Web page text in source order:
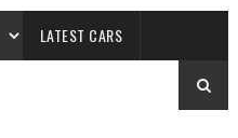
LATEST CARS